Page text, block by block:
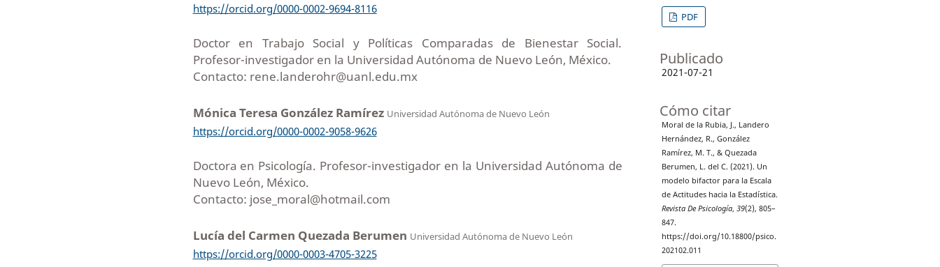
https://orcid.org/0000-0002-9694-8116
Doctor en Trabajo Social y Políticas Comparadas de Bienestar Social.
Profesor-investigador en la Universidad Autónoma de Nuevo León, México.
Contacto: rene.landerohr@uanl.edu.mx
Mónica Teresa González Ramírez Universidad Autónoma de Nuevo León
https://orcid.org/0000-0002-9058-9626
Doctora en Psicología. Profesor-investigador en la Universidad Autónoma de
Nuevo León, México.
Contacto: jose_moral@hotmail.com
Lucía del Carmen Quezada Berumen Universidad Autónoma de Nuevo León
https://orcid.org/0000-0003-4705-3225
PDF
Publicado
2021-07-21
Cómo citar
Moral de la Rubia, J., Landero
Hernández, R., González
Ramírez, M. T., & Quezada
Berumen, L. del C. (2021). Un
modelo bifactor para la Escala
de Actitudes hacia la Estadística.
Revista De Psicología, 39(2), 805–
847.
https://doi.org/10.18800/psico.
202102.011